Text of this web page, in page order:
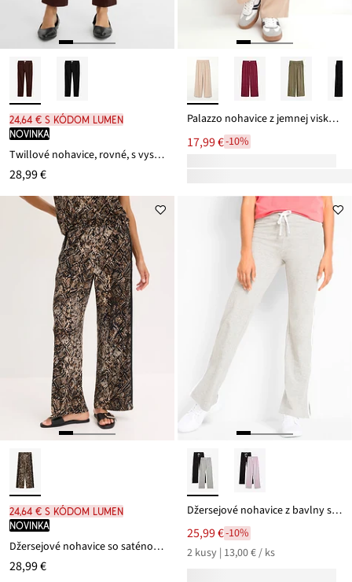
24,64 € s kódom LUMEN
novinka
Twillové nohavice, rovné, s vysokým pásom
28,99 €
Palazzo nohavice z jemnej viskózy
17,99 €-10%
24,64 € s kódom LUMEN
novinka
Džersejové nohavice so saténovou stuhou
28,99 €
Džersejové nohavice z bavlny so strečom (2 ks)
25,99 €-10%
2 kusy | 13,00 € / ks